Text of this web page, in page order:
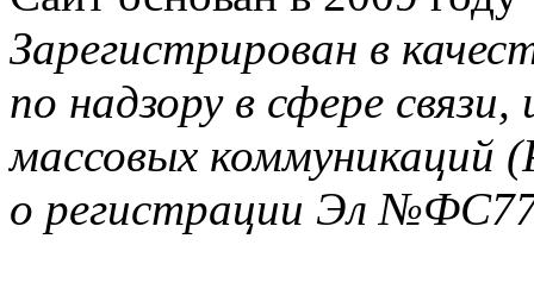
Зарегистрирован в
по надзору в сфере
массовых коммуникаций
о регистрации Эл